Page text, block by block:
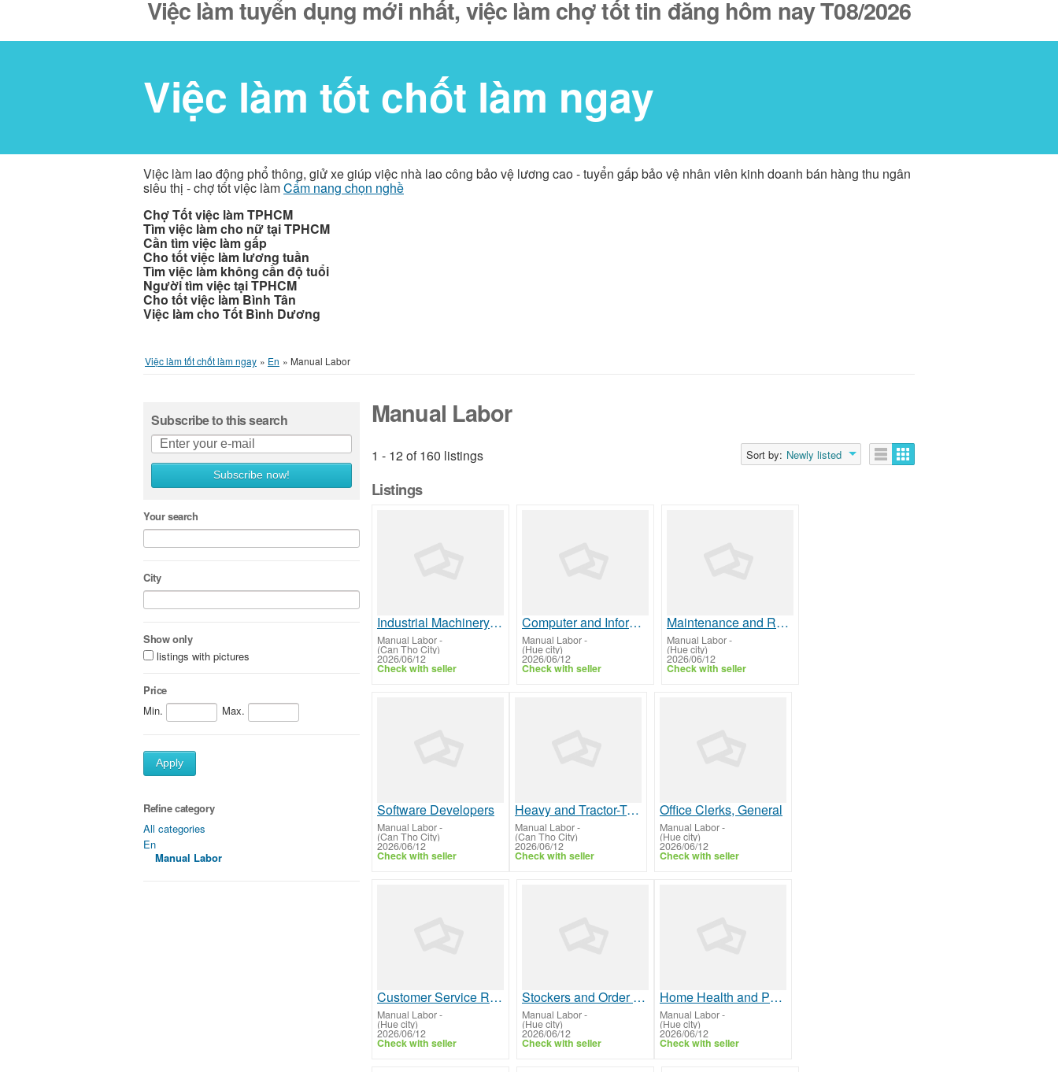
Việc làm tuyển dụng mới nhất, việc làm chợ tốt tin đăng hôm nay T08/2026
Việc làm tốt chốt làm ngay
Việc làm lao động phổ thông, giử xe giúp việc nhà lao công bảo vệ lương cao - tuyển gấp bảo vệ nhân viên kinh doanh bán hàng thu ngân
siêu thị - chợ tốt việc làmCẩm nang chọn nghề
Chợ Tốt việc làm TPHCM
Tìm việc làm cho nữ tại TPHCM
Cần tìm việc làm gấp
Cho tốt việc làm lương tuần
Tìm việc làm không cần độ tuổi
Người tìm việc tại TPHCM
Cho tốt việc làm Bình Tân
Việc làm cho Tốt Bình Dương
Việc làm tốt chốt làm ngay » En » Manual Labor
Subscribe to this search
Subscribe now!
Your search
City
Show only
listings with pictures
Price
Min.
Max.
Apply
Refine category
All categories
En
Manual Labor
Manual Labor
1 - 12 of 160 listings Sort by: Newly listed
Listings
Industrial Machinery Mechanics
Manual Labor-
(Can Tho City)
2026/06/12
Check with seller
Computer and Information Systems Managers
Manual Labor-
(Hue city)
2026/06/12
Check with seller
Maintenance and Repair Workers, General
Manual Labor-
(Hue city)
2026/06/12
Check with seller
Software Developers
Manual Labor-
(Can Tho City)
2026/06/12
Check with seller
Heavy and Tractor-Trailer Truck Drivers
Manual Labor-
(Can Tho City)
2026/06/12
Check with seller
Office Clerks, General
Manual Labor-
(Hue city)
2026/06/12
Check with seller
Customer Service Representatives
Manual Labor-
(Hue city)
2026/06/12
Check with seller
Stockers and Order Fillers
Manual Labor-
(Hue city)
2026/06/12
Check with seller
Home Health and Personal Care Aides
Manual Labor-
(Hue city)
2026/06/12
Check with seller